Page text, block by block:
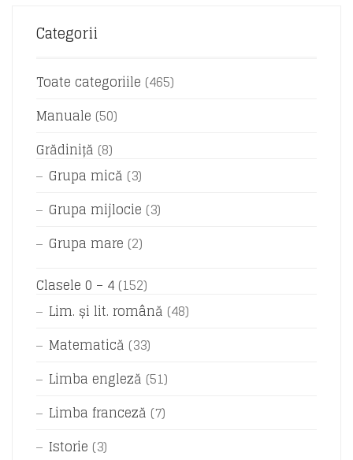
Categorii
Toate categoriile (465)
Manuale (50)
Grădiniță (8)
Grupa mică (3)
Grupa mijlocie (3)
Grupa mare (2)
Clasele 0 – 4 (152)
Lim. și lit. română (48)
Matematică (33)
Limba engleză (51)
Limba franceză (7)
Istorie (3)